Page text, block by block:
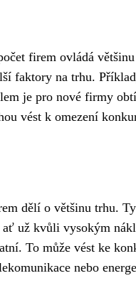
firem ovládá
faktory na trhu.
je pro nové firmy
vést k omezení
dělí o většinu trhu.
už kvůli vysokým
To může vést ke
nebo